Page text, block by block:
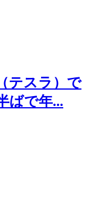
テスラ）で
ばで年...